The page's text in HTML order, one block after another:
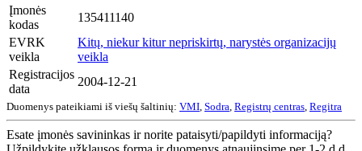
Įmonės
kodas
135411140
EVRK
veikla
Kitų, niekur kitur nepriskirtų, narystės organizacijų
veikla
Registracijos
data
2004-12-21
Duomenys pateikiami iš viešų šaltinių: VMI Sodra Registrų centras Regitra
Esate įmonės savininkas ir norite pataisyti/papildyti informaciją?